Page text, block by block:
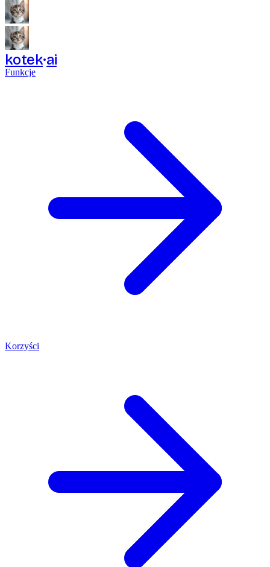
kotek ai
Funkcje
Korzyści